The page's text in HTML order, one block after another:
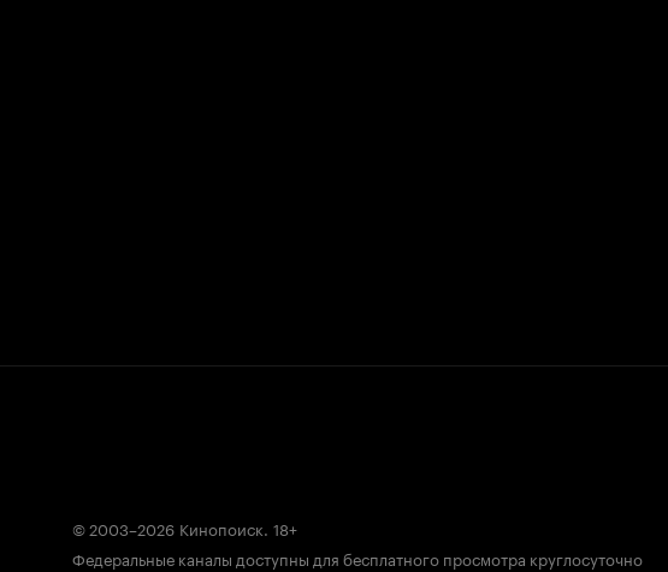
© 2003–2026 Кинопоиск. 18+
Федеральные каналы доступны для бесплатного просмотра круглосуточно